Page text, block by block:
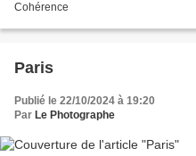
Cohérence
Paris
Publié le 22/10/2024 à 19:20
Par Le Photographe